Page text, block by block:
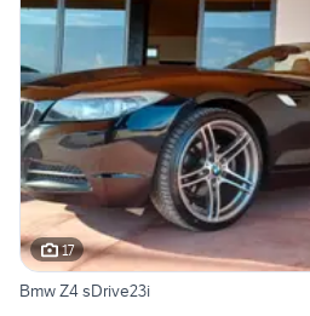
17
Bmw Z4 sDrive23i